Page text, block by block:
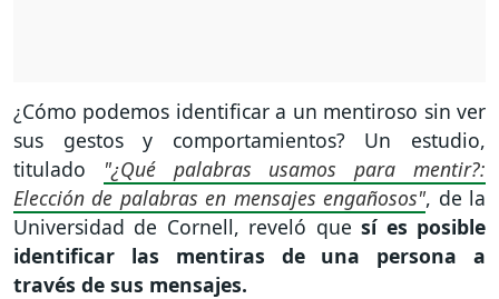
¿Cómo podemos identificar a un mentiroso sin ver
sus gestos y comportamientos? Un estudio,
titulado "¿Qué palabras usamos para mentir?:
Elección de palabras en mensajes engañosos", de la
Universidad de Cornell, reveló que sí es posible
identificar las mentiras de una persona a
través de sus mensajes.